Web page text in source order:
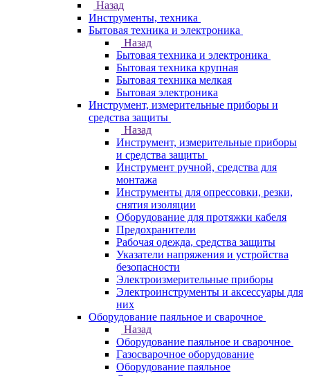
Назад
Инструменты, техника
Бытовая техника и электроника
Назад
Бытовая техника и электроника
Бытовая техника крупная
Бытовая техника мелкая
Бытовая электроника
Инструмент, измерительные приборы и
средства защиты
Назад
Инструмент, измерительные приборы
и средства защиты
Инструмент ручной, средства для
монтажа
Инструменты для опрессовки, резки,
снятия изоляции
Оборудование для протяжки кабеля
Предохранители
Рабочая одежда, средства защиты
Указатели напряжения и устройства
безопасности
Электроизмерительные приборы
Электроинструменты и аксессуары для
них
Оборудование паяльное и сварочное
Назад
Оборудование паяльное и сварочное
Газосварочное оборудование
Оборудование паяльное